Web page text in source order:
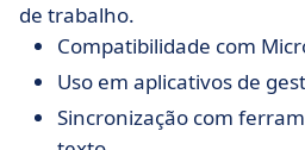
de trabalho.
Compatibilidade com
Uso em aplicativos de
Sincronização com